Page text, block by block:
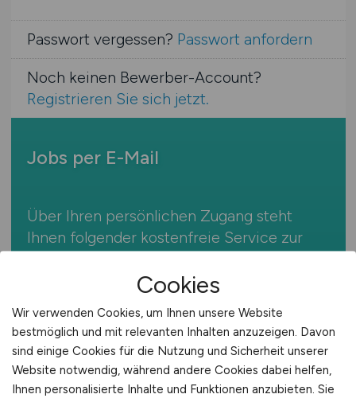
Passwort vergessen? Passwort anfordern
Noch keinen Bewerber-Account?
Registrieren Sie sich jetzt.
Jobs per E-Mail
Über Ihren persönlichen Zugang steht
Ihnen folgender kostenfreie Service zur
Jobfinder abonnieren
Der Jobfinder von E-COMMERCE.JOBS
informiert Sie regelmäßig und
kostenfrei über aktuelle und passende
Cookies
Wir verwenden Cookies, um Ihnen unsere Website
bestmöglich und mit relevanten Inhalten anzuzeigen. Davon
sind einige Cookies für die Nutzung und Sicherheit unserer
Website notwendig, während andere Cookies dabei helfen,
Ihnen personalisierte Inhalte und Funktionen anzubieten. Sie